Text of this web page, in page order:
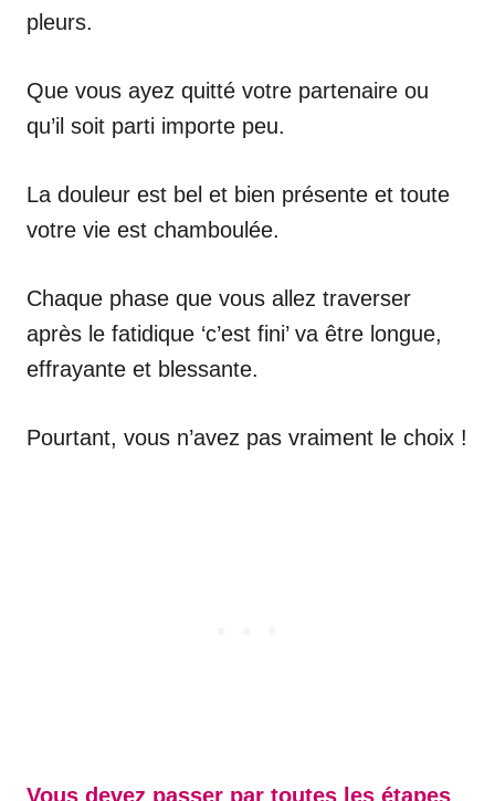
pleurs.
Que vous ayez quitté votre partenaire ou
qu’il soit parti importe peu.
La douleur est bel et bien présente et toute
votre vie est chamboulée.
Chaque phase que vous allez traverser
après le fatidique ‘c’est fini’ va être longue,
effrayante et blessante.
Pourtant, vous n’avez pas vraiment le choix !
Vous devez passer par toutes les étapes